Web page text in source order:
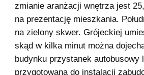
zmianie aranżacji wnętrza jest
na prezentację mieszkania.
na zielony skwer. Grójeckiej
skąd w kilka minut można
budynku przystanek autobusowy
przygotowana do instalacji